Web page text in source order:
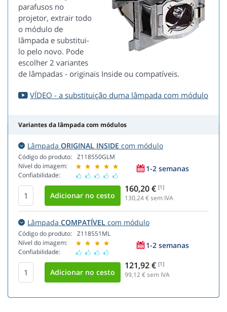
parafusos no
projetor, extrair todo
o módulo de
lâmpada e substitui-
lo pelo novo. Pode
escolher 2 variantes
de lâmpadas - originais Inside ou compatíveis.
VÍDEO - a substituição duma lâmpada com módulo
Variantes da lâmpada com módulos
Lâmpada ORIGINAL INSIDE com módulo
Código do produto:
Nível do imagem:
Confiabilidade:
Z118550GLM
1-2 semanas
160,20 € [1]
130,24€ sem IVA
Lâmpada COMPATÍVEL com módulo
Código do produto:
Nível do imagem:
Confiabilidade:
Z118551ML
1-2 semanas
121,92 € [1]
99,12€ sem IVA